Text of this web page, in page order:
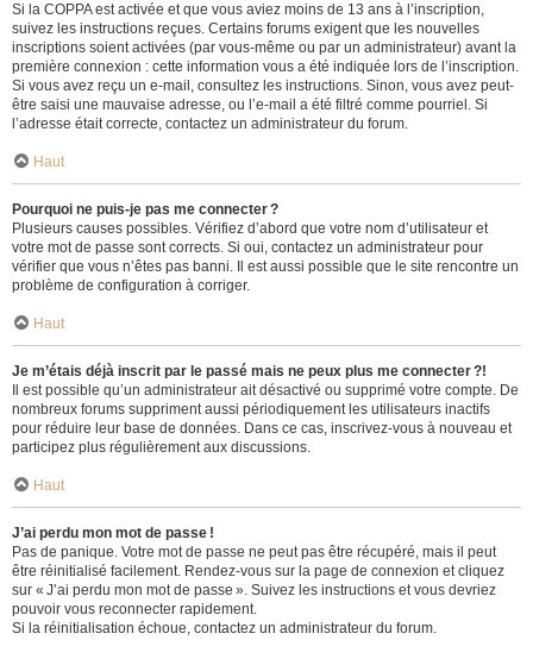
Si la COPPA est activée et que vous aviez moins de 13 ans à l’inscription,
suivez les instructions reçues. Certains forums exigent que les nouvelles
inscriptions soient activées (par vous-même ou par un administrateur) avant la
première connexion : cette information vous a été indiquée lors de l’inscription.
Si vous avez reçu un e-mail, consultez les instructions. Sinon, vous avez peut-
être saisi une mauvaise adresse, ou l’e-mail a été filtré comme pourriel. Si
l’adresse était correcte, contactez un administrateur du forum.
Haut
Pourquoi ne puis-je pas me connecter ?
Plusieurs causes possibles. Vérifiez d’abord que votre nom d’utilisateur et
votre mot de passe sont corrects. Si oui, contactez un administrateur pour
vérifier que vous n’êtes pas banni. Il est aussi possible que le site rencontre un
problème de configuration à corriger.
Haut
Je m’étais déjà inscrit par le passé mais ne peux plus me connecter ?!
Il est possible qu’un administrateur ait désactivé ou supprimé votre compte. De
nombreux forums suppriment aussi périodiquement les utilisateurs inactifs
pour réduire leur base de données. Dans ce cas, inscrivez-vous à nouveau et
participez plus régulièrement aux discussions.
Haut
J’ai perdu mon mot de passe !
Pas de panique. Votre mot de passe ne peut pas être récupéré, mais il peut
être réinitialisé facilement. Rendez-vous sur la page de connexion et cliquez
sur « J’ai perdu mon mot de passe ». Suivez les instructions et vous devriez
pouvoir vous reconnecter rapidement.
Si la réinitialisation échoue, contactez un administrateur du forum.